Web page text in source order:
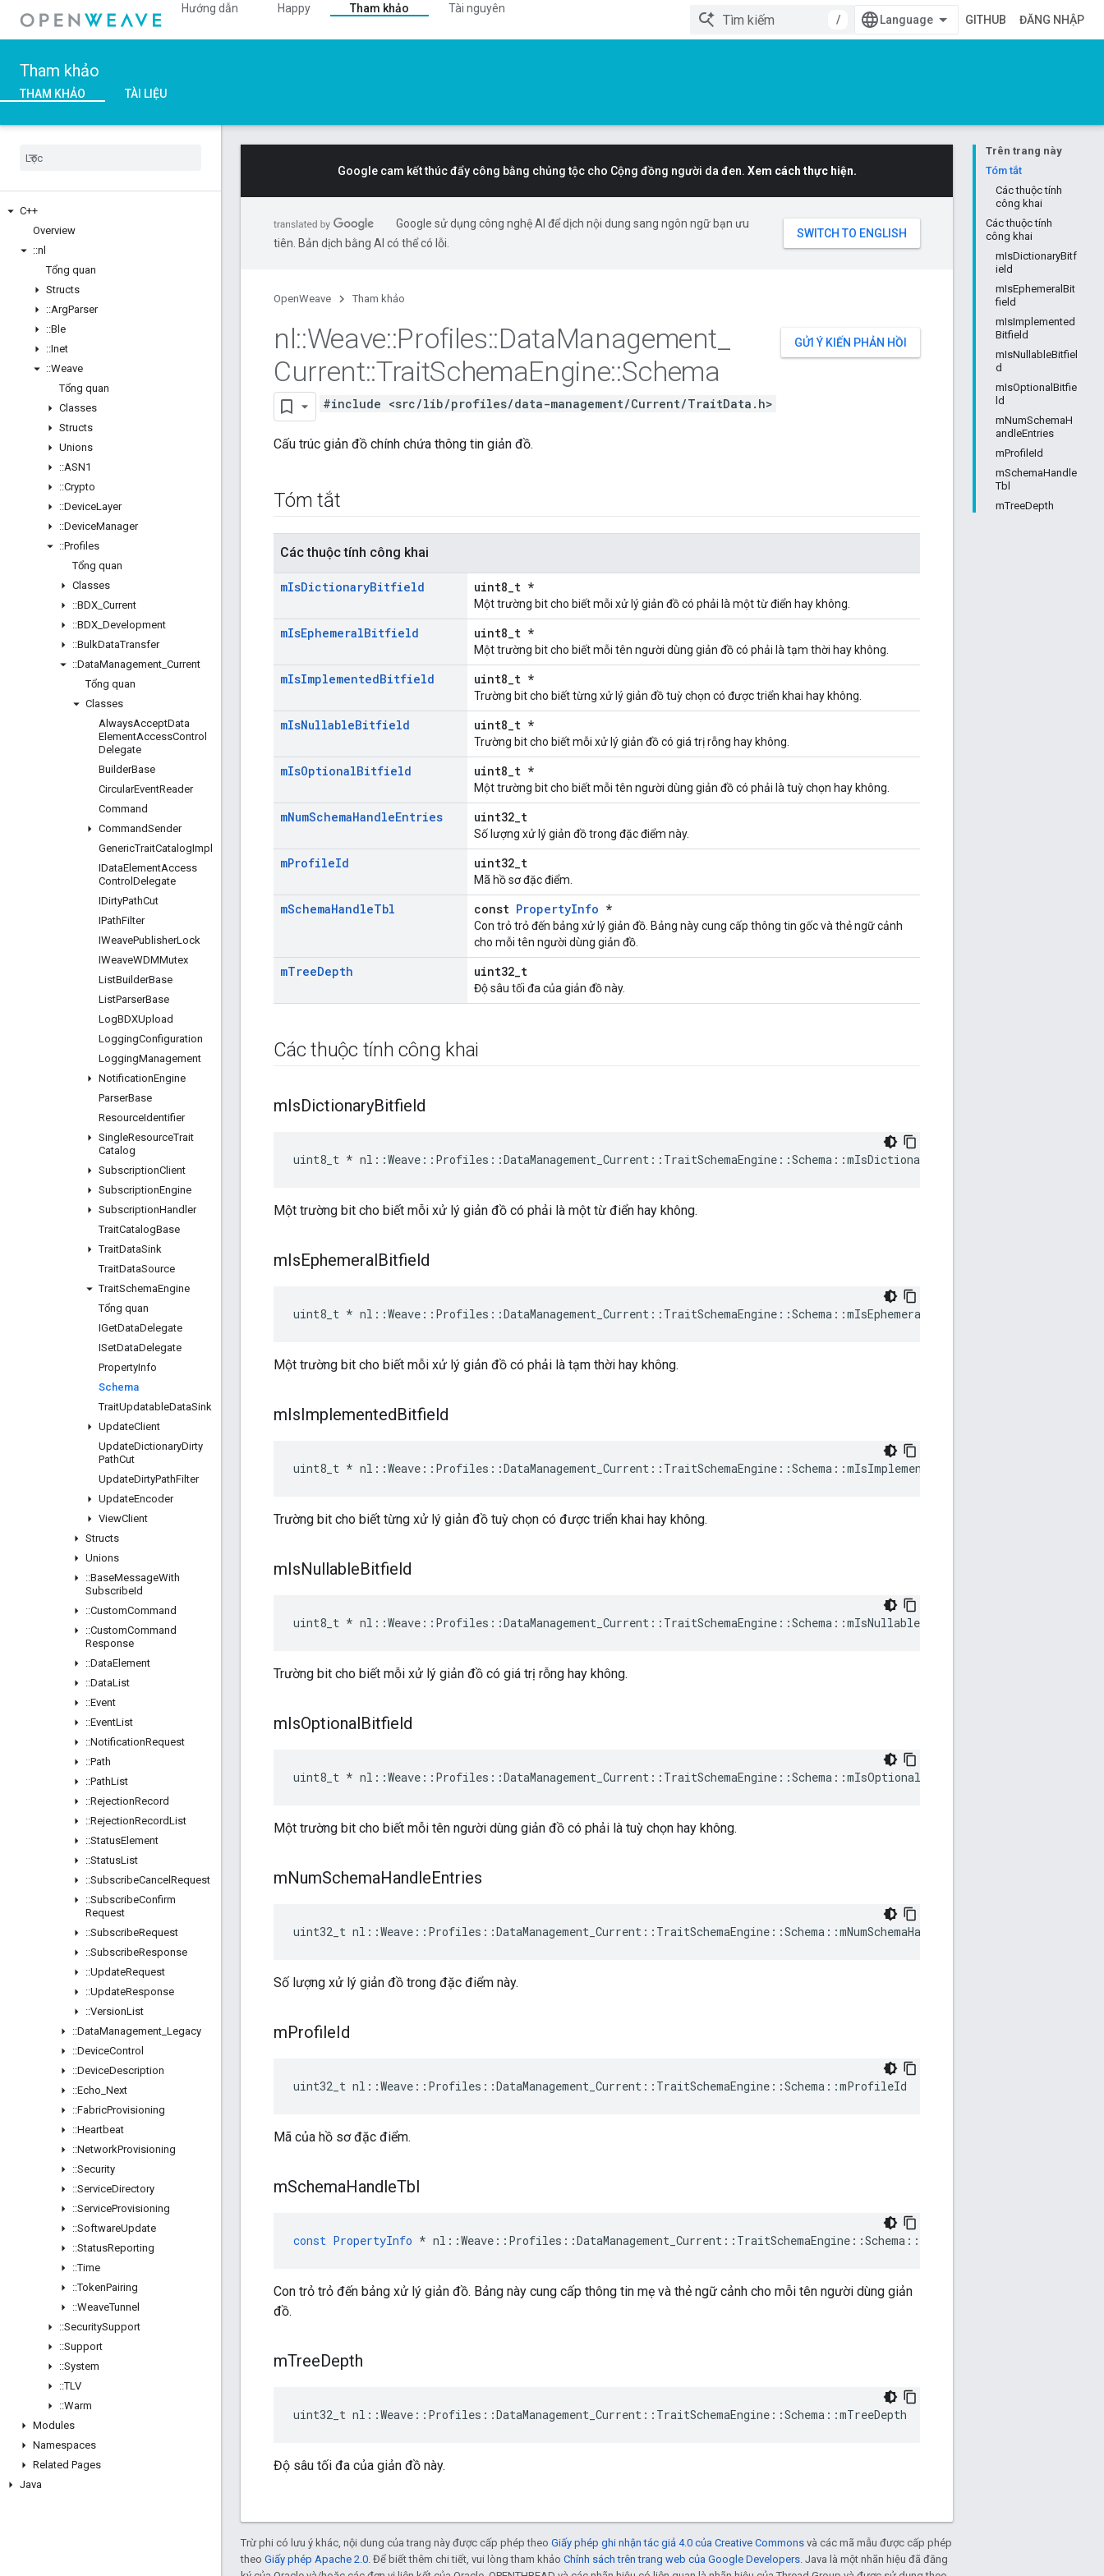
Hướng dẫn Happy Tham khảo
Tài nguyên
/
GITHUB ĐĂNG NHẬP
Tham khảo
THAM KHẢO TÀI LIỆU
C++
Overview
::nl
Tổng quan
Structs
::ArgParser
::Ble
::Inet
::Weave
Tổng quan
Classes
Structs
Unions
::ASN1
::Crypto
::DeviceLayer
::DeviceManager
::Profiles
Tổng quan
Classes
::BDX Current
::BDX Development
::BulkDataTransfer
::DataManagement Current
Tổng quan
Classes
AlwaysAcceptData
ElementAccessControl
Delegate
BuilderBase
CircularEventReader
Command
CommandSender
GenericTraitCatalogImpl
IDataElementAccess
Control Delegate
IDirtyPathCut
IPathFilter
IWeavePublisherLock
IWeaveWDMMutex
ListBuilderBase
ListParserBase
LogBDXUpload
LoggingConfiguration
LoggingManagement
NotificationEngine
ParserBase
ResourceIdentifier
SingleResourceTrait
Catalog
SubscriptionClient
SubscriptionEngine
SubscriptionHandler
TraitCatalogBase
TraitDataSink
TraitDataSource
TraitSchemaEngine
Tổng quan
IGetDataDelegate
ISetDataDelegate
PropertyInfo
Schema
TraitUpdatableDataSink
UpdateClient
UpdateDictionaryDirty
PathCut
UpdateDirtyPathFilter
UpdateEncoder
ViewClient
Structs
Unions
::BaseMessageWith
SubscribeId
::CustomCommand
::CustomCommand
Response
::DataElement
::DataList
::Event
::EventList
::NotificationRequest
::Path
::PathList
::RejectionRecord
::RejectionRecordList
::StatusElement
::StatusList
::SubscribeCancel Request
::SubscribeConfirm
Request
::SubscribeRequest
::SubscribeResponse
::UpdateRequest
::UpdateResponse
::VersionList
::DataManagement Legacy
::DeviceControl
::DeviceDescription
::Echo Next
::FabricProvisioning
::Heartbeat
::NetworkProvisioning
::Security
::ServiceDirectory
::ServiceProvisioning
::SoftwareUpdate
::StatusReporting
::Time
::TokenPairing
::WeaveTunnel
::SecuritySupport
::Support
::System
::TLV
::Warm
Modules
Namespaces
Related Pages
Java
Trên trang này
Tóm tắt
Các thuộc tính
công khai
Các thuộc tính
công khai
mIsDictionaryBitf
ield
mIsEphemeralBit
field
mIsImplemented
Bitfield
mIsNullableBitfiel
d
mIsOptionalBitfie
ld
mNumSchemaH
andleEntries
mProfileId
mSchemaHandle
Tbl
mTreeDepth
Google cam kết thúc đẩy công bằng chủng tộc cho Cộng đồng người da đen. Xem cách thực hiện.
Google sử dụng công nghệ AI để dịch nội dung sang ngôn ngữ bạn ưu
tiên. Bản dịch bằng AI có thể có lỗi.
OpenWeave Tham khảo
GỬI Ý KIẾN PHẢN HỒI
nl::Weave::Profiles::DataManagement
Current::TraitSchemaEngine::Schema
#include <src/lib/profiles/data-management/Current/TraitData.h>
Cấu trúc giản đồ chính chứa thông tin giản đồ.
Tóm tắt
Các thuộc tính công khai
mIsDictionaryBitfield uint8_t *
Một trường bit cho biết mỗi xử lý giản đồ có phải là một từ điển hay không.
mIsEphemeralBitfield uint8_t *
Một trường bit cho biết mỗi tên người dùng giản đồ có phải là tạm thời hay không.
mIsImplementedBitfield uint8_t *
Trường bit cho biết từng xử lý giản đồ tuỳ chọn có được triển khai hay không.
mIsNullableBitfield uint8_t *
Trường bit cho biết mỗi xử lý giản đồ có giá trị rỗng hay không.
mIsOptionalBitfield uint8_t *
Một trường bit cho biết mỗi tên người dùng giản đồ có phải là tuỳ chọn hay không.
mNumSchemaHandleEntries uint32_t
Số lượng xử lý giản đồ trong đặc điểm này.
mProfileId uint32_t
Mã hồ sơ đặc điểm.
mSchemaHandleTbl const PropertyInfo *
Con trỏ trỏ đến bảng xử lý giản đồ. Bảng này cung cấp thông tin gốc và thẻ ngữ cảnh
cho mỗi tên người dùng giản đồ.
mTreeDepth uint32_t
Độ sâu tối đa của giản đồ này.
Các thuộc tính công khai
mIsDictionaryBitfield
uint8_t * nl::Weave::Profiles::DataManagement_Current::TraitSchemaEngine::Schema::mIsDictionaryBitfield
Một trường bit cho biết mỗi xử lý giản đồ có phải là một từ điển hay không.
mIsEphemeralBitfield
uint8_t * nl::Weave::Profiles::DataManagement_Current::TraitSchemaEngine::Schema::mIsEphemeralBitfield
Một trường bit cho biết mỗi xử lý giản đồ có phải là tạm thời hay không.
mIsImplementedBitfield
uint8_t * nl::Weave::Profiles::DataManagement_Current::TraitSchemaEngine::Schema::mIsImplementedBitfield
Trường bit cho biết từng xử lý giản đồ tuỳ chọn có được triển khai hay không.
mIsNullableBitfield
uint8_t * nl::Weave::Profiles::DataManagement_Current::TraitSchemaEngine::Schema::mIsNullableBitfield
Trường bit cho biết mỗi xử lý giản đồ có giá trị rỗng hay không.
mIsOptionalBitfield
uint8_t * nl::Weave::Profiles::DataManagement_Current::TraitSchemaEngine::Schema::mIsOptionalBitfield
Một trường bit cho biết mỗi tên người dùng giản đồ có phải là tuỳ chọn hay không.
mNumSchemaHandleEntries
uint32_t nl::Weave::Profiles::DataManagement_Current::TraitSchemaEngine::Schema::mNumSchemaHandleEntries
Số lượng xử lý giản đồ trong đặc điểm này.
mProfileId
uint32_t nl::Weave::Profiles::DataManagement_Current::TraitSchemaEngine::Schema::mProfileId
Mã của hồ sơ đặc điểm.
mSchemaHandleTbl
const PropertyInfo * nl ::Weave :: Profiles ::DataManagement_Current :: TraitSchemaEngine ::Schema ::
Con trỏ trỏ đến bảng xử lý giản đồ. Bảng này cung cấp thông tin mẹ và thẻ ngữ cảnh cho mỗi tên người dùng giản
đồ.
mTreeDepth
uint32_t nl::Weave::Profiles::DataManagement_Current::TraitSchemaEngine::Schema::mTreeDepth
Độ sâu tối đa của giản đồ này.
Trừ phi có lưu ý khác, nội dung của trang này được cấp phép theo Giấy phép ghi nhận tác giả 4.0 của Creative Commons và các mã mẫu được cấp phép
theo Giấy phép Apache 2.0. Để biết thêm chi tiết, vui lòng tham khảo Chính sách trên trang web của Google Developers. Java là một nhãn hiệu đã đăng